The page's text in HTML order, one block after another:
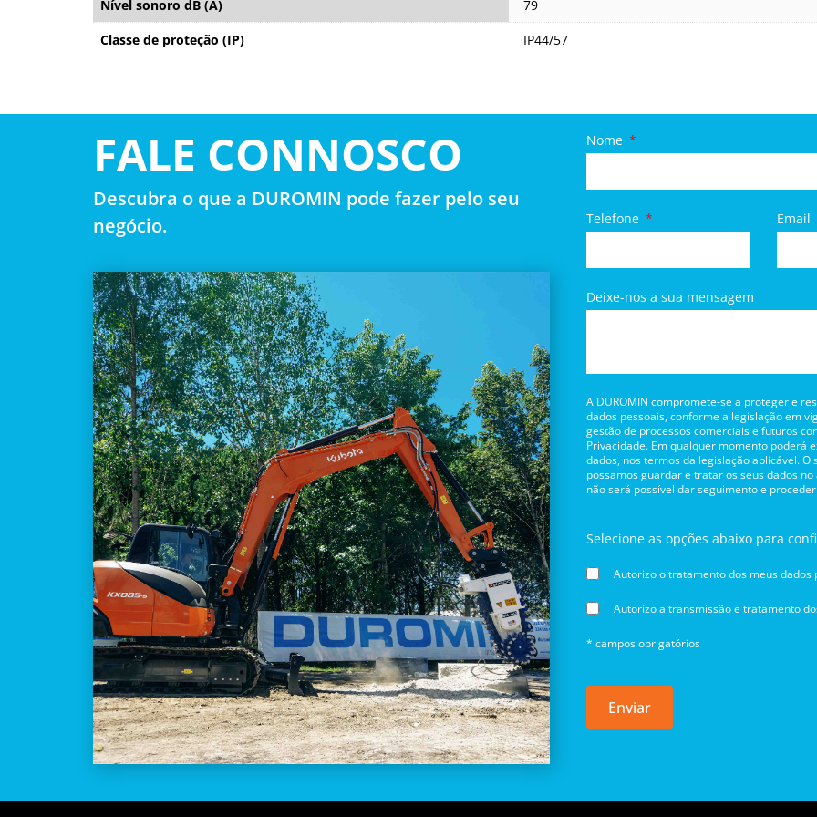
Nível sonoro dB (A)
79
Classe de proteção (IP)
IP44/57
FALE CONNOSCO
Descubra o que a DUROMIN pode fazer pelo seu
negócio.
Nome
Telefone Email
Deixe-nos a sua mensagem
A DUROMIN compromete-se a proteger e
dados pessoais, conforme a legislação em
gestão de processos comerciais e futuros
Privacidade. Em qualquer momento poderá
dados, nos termos da legislação aplicável.
possamos guardar e tratar os seus dados
não será possível dar seguimento e
Selecione as opções abaixo para
Autorizo o tratamento dos meus
Autorizo a transmissão e tratamento
* campos obrigatórios
Enviar